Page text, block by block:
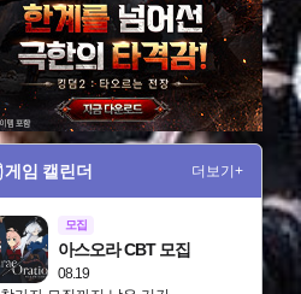
게임 캘린더 더보기+
모집
08.19
아스오라 CBT 모집